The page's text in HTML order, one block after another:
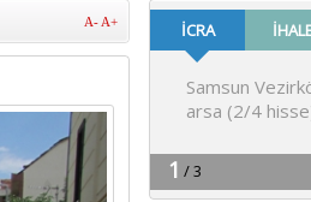
A- A+